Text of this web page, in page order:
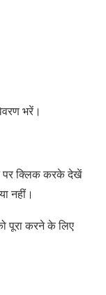
भरें।
पर क्लिक करके देखें
नहीं।
पूरा करने के लिए